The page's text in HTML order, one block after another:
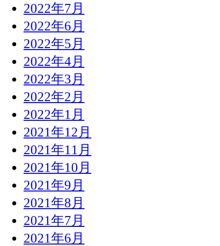
2022年7月
2022年6月
2022年5月
2022年4月
2022年3月
2022年2月
2022年1月
2021年12月
2021年11月
2021年10月
2021年9月
2021年8月
2021年7月
2021年6月